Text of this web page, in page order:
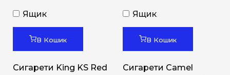
Ящик
В Кошик
Сигарети King KS Red
Ящик
В Кошик
Сигарети Camel